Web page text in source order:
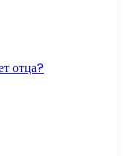
отца?